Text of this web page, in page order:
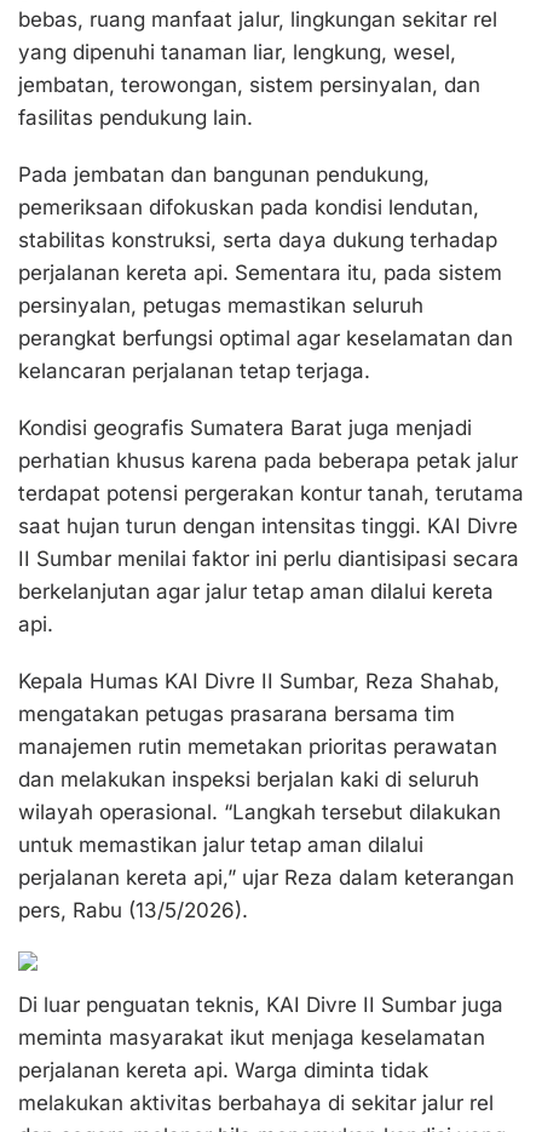
bebas, ruang manfaat jalur, lingkungan sekitar rel
yang dipenuhi tanaman liar, lengkung, wesel,
jembatan, terowongan, sistem persinyalan, dan
fasilitas pendukung lain.
Pada jembatan dan bangunan pendukung,
pemeriksaan difokuskan pada kondisi lendutan,
stabilitas konstruksi, serta daya dukung terhadap
perjalanan kereta api. Sementara itu, pada sistem
persinyalan, petugas memastikan seluruh
perangkat berfungsi optimal agar keselamatan dan
kelancaran perjalanan tetap terjaga.
Kondisi geografis Sumatera Barat juga menjadi
perhatian khusus karena pada beberapa petak jalur
terdapat potensi pergerakan kontur tanah, terutama
saat hujan turun dengan intensitas tinggi. KAI Divre
II Sumbar menilai faktor ini perlu diantisipasi secara
berkelanjutan agar jalur tetap aman dilalui kereta
api.
Kepala Humas KAI Divre II Sumbar, Reza Shahab,
mengatakan petugas prasarana bersama tim
manajemen rutin memetakan prioritas perawatan
dan melakukan inspeksi berjalan kaki di seluruh
wilayah operasional. “Langkah tersebut dilakukan
untuk memastikan jalur tetap aman dilalui
perjalanan kereta api,” ujar Reza dalam keterangan
pers, Rabu (13/5/2026).
Di luar penguatan teknis, KAI Divre II Sumbar juga
meminta masyarakat ikut menjaga keselamatan
perjalanan kereta api. Warga diminta tidak
melakukan aktivitas berbahaya di sekitar jalur rel